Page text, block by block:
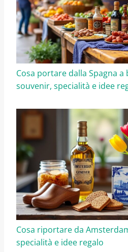
Cosa portare dalla Spagna a
souvenir, specialità e idee
Cosa riportare da
specialità e idee regalo